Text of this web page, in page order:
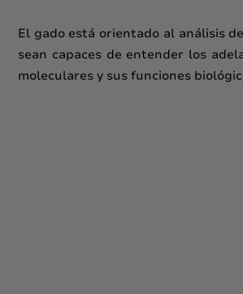
El gado está orientado al análisis
sean capaces de entender los
moleculares y sus funciones